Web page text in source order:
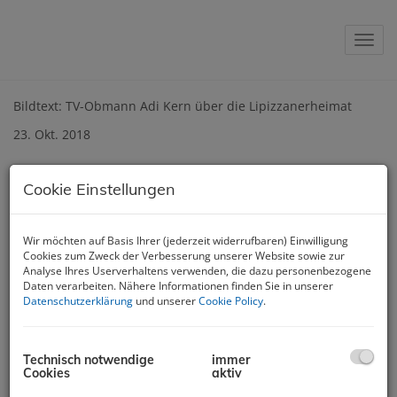
Bildtext: TV-Obmann Adi Kern über die Lipizzanerheimat
23. Okt. 2018
Adi Kern: "Unsere Region hat
eine Vielfalt an Natur und
Kultur zu bieten"
Adi Kern, Obmann des Tourismusverbandes
Lipizzanerheimat, im Interview über das Immobilienforum
Lipizzanerheimat und die Schönheiten der Region.
Jeder Mensch sehnt sich nach Geborgenheit, Familie und
Freundschaften, sprich nach einer Heimat. Die
Cookie Einstellungen
Wir möchten auf Basis Ihrer (jederzeit widerrufbaren) Einwilligung
Cookies zum Zweck der Verbesserung unserer Website sowie zur
Analyse Ihres Userverhaltens verwenden, die dazu personenbezogene
Daten verarbeiten. Nähere Informationen finden Sie in unserer
Datenschutzerklärung und unsererCookie Policy.
Technisch notwendige
Cookies
immer
aktiv